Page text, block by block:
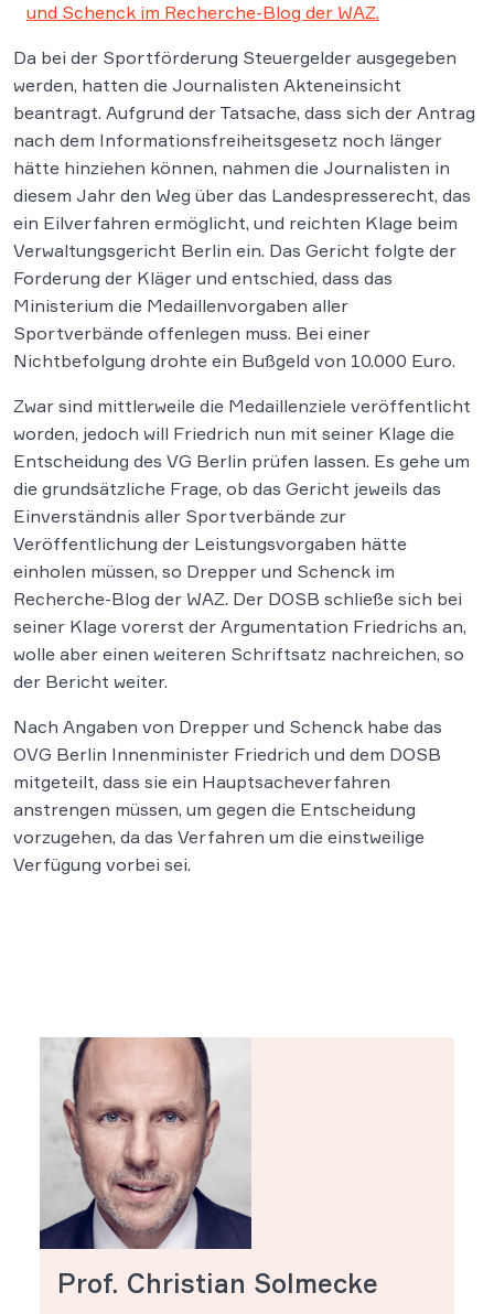
und Schenck im Recherche-Blog der WAZ.
Da bei der Sportförderung Steuergelder ausgegeben
werden, hatten die Journalisten Akteneinsicht
beantragt. Aufgrund der Tatsache, dass sich der Antrag
nach dem Informationsfreiheitsgesetz noch länger
hätte hinziehen können, nahmen die Journalisten in
diesem Jahr den Weg über das Landespresserecht, das
ein Eilverfahren ermöglicht, und reichten Klage beim
Verwaltungsgericht Berlin ein. Das Gericht folgte der
Forderung der Kläger und entschied, dass das
Ministerium die Medaillenvorgaben aller
Sportverbände offenlegen muss. Bei einer
Nichtbefolgung drohte ein Bußgeld von 10.000 Euro.
Zwar sind mittlerweile die Medaillenziele veröffentlicht
worden, jedoch will Friedrich nun mit seiner Klage die
Entscheidung des VG Berlin prüfen lassen. Es gehe um
die grundsätzliche Frage, ob das Gericht jeweils das
Einverständnis aller Sportverbände zur
Veröffentlichung der Leistungsvorgaben hätte
einholen müssen, so Drepper und Schenck im
Recherche-Blog der WAZ. Der DOSB schließe sich bei
seiner Klage vorerst der Argumentation Friedrichs an,
wolle aber einen weiteren Schriftsatz nachreichen, so
der Bericht weiter.
Nach Angaben von Drepper und Schenck habe das
OVG Berlin Innenminister Friedrich und dem DOSB
mitgeteilt, dass sie ein Hauptsacheverfahren
anstrengen müssen, um gegen die Entscheidung
vorzugehen, da das Verfahren um die einstweilige
Verfügung vorbei sei.
Prof. Christian Solmecke